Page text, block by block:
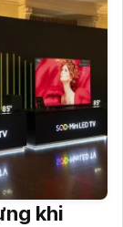
khi